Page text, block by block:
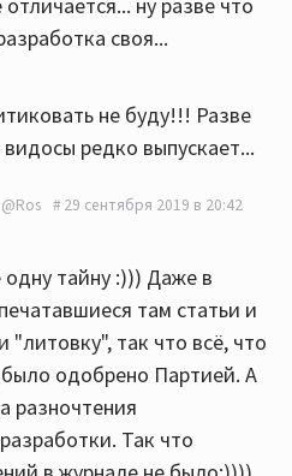
ну разве что
своя...
не буду!!! Разве
редко выпускает...
@Ros 29 сентября 2019 в 20:42
тайну :))) Даже в
там статьи и
"литовку", так что всё, что
было одобрено Партией. А
разночтения
Так что